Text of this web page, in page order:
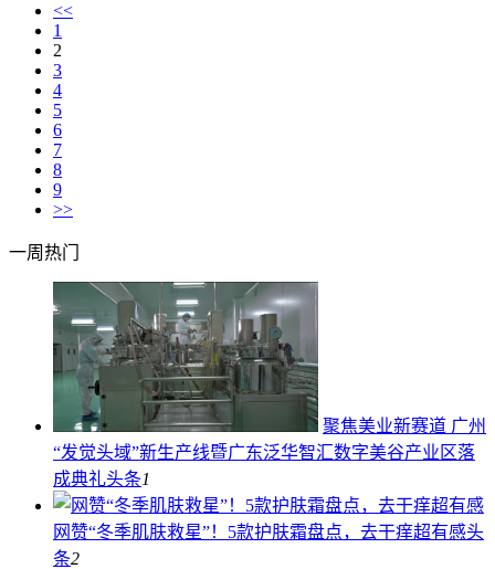
<<
1
2
3
4
5
6
7
8
9
>>
一周热门
聚焦美业新赛道 广州
“发觉头域”新生产线暨广东泛华智汇数字美谷产业区落
成典礼头条1
网赞“冬季肌肤救星”！5款护肤霜盘点，去干痒超有感头
条2